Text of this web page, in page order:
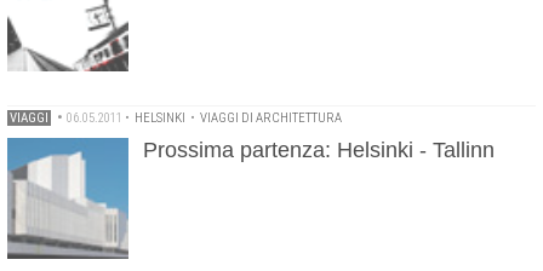
VIAGGI • 06.05.2011 • HELSINKI • VIAGGI DI ARCHITETTURA
Prossima partenza: Helsinki - Tallinn